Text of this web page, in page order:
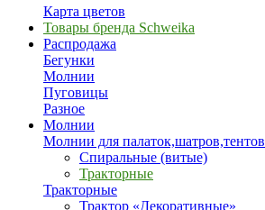
Карта цветов
Товары бренда Schweika
Распродажа
Бегунки
Молнии
Пуговицы
Разное
Молнии
Молнии для палаток,шатров,тентов
Спиральные (витые)
Тракторные
Тракторные
Трактор «Декоративные»